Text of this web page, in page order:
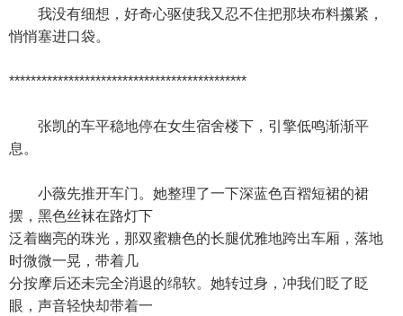
我没有细想，好奇心驱使我又忍不住把那块布料攥紧，
悄悄塞进口袋。
********************************************
张凯的车平稳地停在女生宿舍楼下，引擎低鸣渐渐平
息。
小薇先推开车门。她整理了一下深蓝色百褶短裙的裙
摆，黑色丝袜在路灯下
泛着幽亮的珠光，那双蜜糖色的长腿优雅地跨出车厢，落地
时微微一晃，带着几
分按摩后还未完全消退的绵软。她转过身，冲我们眨了眨
眼，声音轻快却带着一